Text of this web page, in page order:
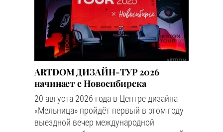
ARTDOM ДИЗАЙН-ТУР 2026
начинает с Новосибирска
20 августа 2026 года в Центре дизайна
«Мельница» пройдёт первый в этом году
выездной вечер международной